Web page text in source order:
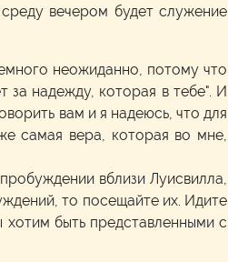
вечером будет служение
неожиданно, потому что
за надежду, которая в тебе". И
вам и я надеюсь, что для
самая вера, которая во мне,
вблизи Луисвилла,
то посещайте их. Идите
быть представленными с